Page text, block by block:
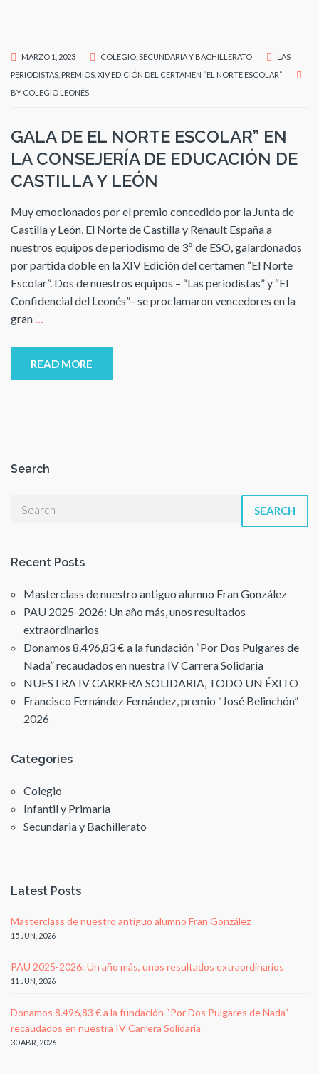
MARZO 1, 2023 COLEGIO SECUNDARIA Y BACHILLERATO
LAS
PERIODISTAS PREMIOS XIV EDICIÓN DEL CERTAMEN “EL NORTE ESCOLAR”
BY COLEGIO LEONÉS
GALA DE EL NORTE ESCOLAR” EN
LA CONSEJERÍA DE EDUCACIÓN DE
CASTILLA Y LEÓN
Muy emocionados por el premio concedido por la Junta de
Castilla y León, El Norte de Castilla y Renault España a
nuestros equipos de periodismo de 3º de ESO, galardonados
por partida doble en la XIV Edición del certamen “El Norte
Escolar”. Dos de nuestros equipos – “Las periodistas” y “El
Confidencial del Leonés”– se proclamaron vencedores en la
gran …
READ MORE
Search
SEARCH
Recent Posts
Masterclass de nuestro antiguo alumno Fran González
PAU 2025-2026: Un año más, unos resultados
extraordinarios
Donamos 8.496,83 € a la fundación “Por Dos Pulgares de
Nada” recaudados en nuestra IV Carrera Solidaria
NUESTRA IV CARRERA SOLIDARIA, TODO UN ÉXITO
Francisco Fernández Fernández, premio “José Belinchón”
2026
Categories
Colegio
Infantil y Primaria
Secundaria y Bachillerato
Latest Posts
Masterclass de nuestro antiguo alumno Fran González
15 JUN, 2026
PAU 2025-2026: Un año más, unos resultados extraordinarios
11 JUN, 2026
Donamos 8.496,83 € a la fundación “Por Dos Pulgares de Nada”
recaudados en nuestra IV Carrera Solidaria
30 ABR, 2026